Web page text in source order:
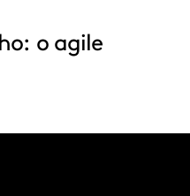
o agile